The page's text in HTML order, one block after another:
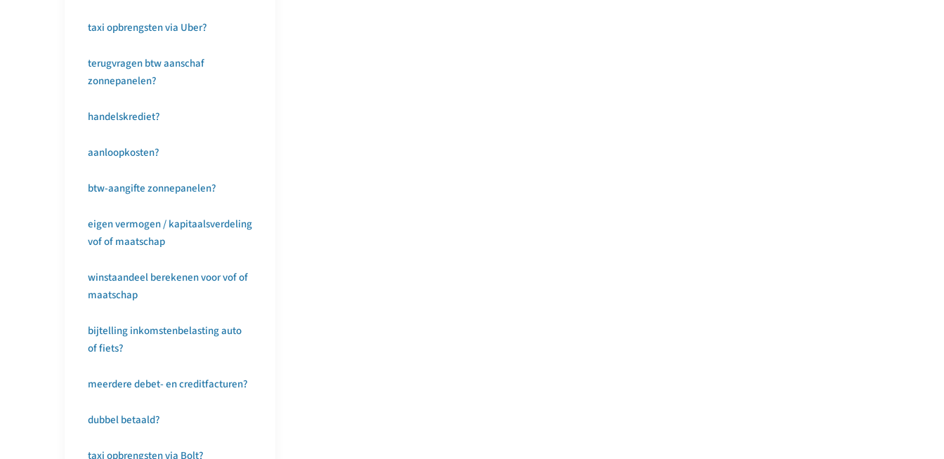
taxi opbrengsten via Uber?
terugvragen btw aanschaf
zonnepanelen?
handelskrediet?
aanloopkosten?
btw-aangifte zonnepanelen?
eigen vermogen / kapitaalsverdeling
vof of maatschap
winstaandeel berekenen voor vof of
maatschap
bijtelling inkomstenbelasting auto
of fiets?
meerdere debet- en creditfacturen?
dubbel betaald?
taxi opbrengsten via Bolt?